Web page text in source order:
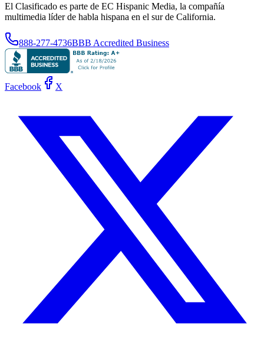
El Clasificado es parte de EC Hispanic Media, la compañía
multimedia líder de habla hispana en el sur de California.
888-277-4736BBB Accredited Business
Facebook X